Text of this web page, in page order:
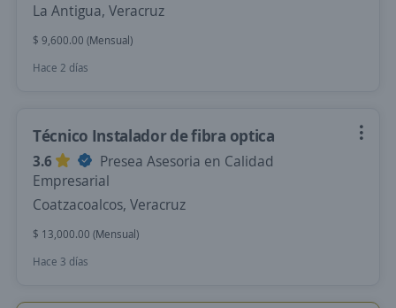
La Antigua, Veracruz
$ 9,600.00 (Mensual)
Hace 2 días
Técnico Instalador de fibra optica
3.6
Presea Asesoria en Calidad
Empresarial
Coatzacoalcos, Veracruz
$ 13,000.00 (Mensual)
Hace 3 días